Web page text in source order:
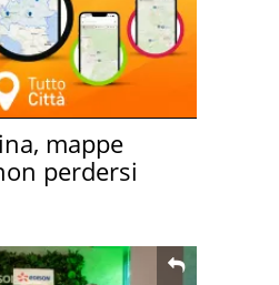
mappe
perdersi